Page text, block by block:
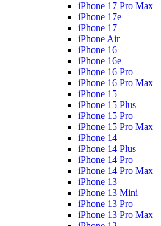
iPhone 17 Pro Max
iPhone 17e
iPhone 17
iPhone Air
iPhone 16
iPhone 16e
iPhone 16 Pro
iPhone 16 Pro Max
iPhone 15
iPhone 15 Plus
iPhone 15 Pro
iPhone 15 Pro Max
iPhone 14
iPhone 14 Plus
iPhone 14 Pro
iPhone 14 Pro Max
iPhone 13
iPhone 13 Mini
iPhone 13 Pro
iPhone 13 Pro Max